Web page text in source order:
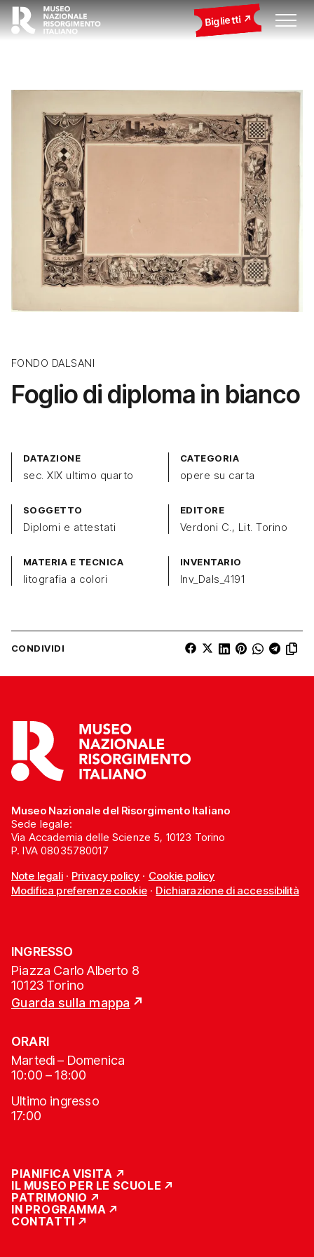
Biglietti
FONDO DALSANI
Foglio di diploma in bianco
DATAZIONE
sec. XIX ultimo quarto
CATEGORIA
opere su carta
SOGGETTO
Diplomi e attestati
EDITORE
Verdoni C., Lit. Torino
MATERIA E TECNICA
litografia a colori
INVENTARIO
Inv_Dals_4191
CONDIVIDI
Museo Nazionale del Risorgimento Italiano
Sede legale:
Via Accademia delle Scienze 5, 10123 Torino
P. IVA 08035780017
Note legali· Privacy policy · Cookie policy
Modifica preferenze cookie· Dichiarazione di accessibilità
INGRESSO
Piazza Carlo Alberto 8
10123 Torino
Guarda sulla mappa
ORARI
Martedì – Domenica
10:00 – 18:00
Ultimo ingresso
17:00
PIANIFICA VISITA
IL MUSEO PER LE SCUOLE
PATRIMONIO
IN PROGRAMMA
CONTATTI